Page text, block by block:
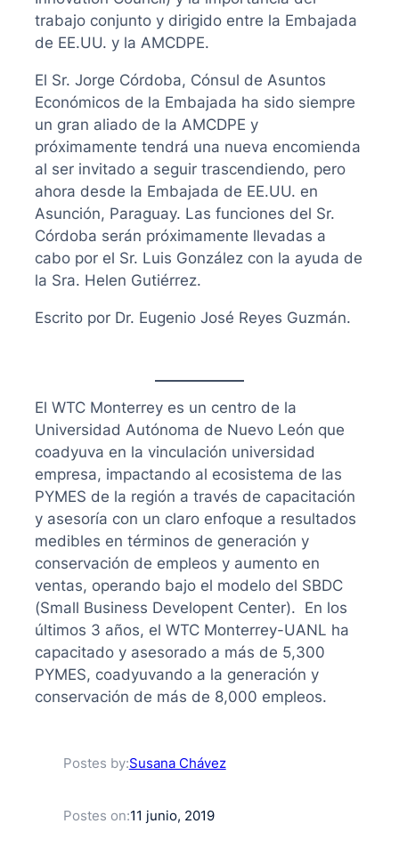
trabajo conjunto y dirigido entre la Embajada
de EE.UU. y la AMCDPE.
El Sr. Jorge Córdoba, Cónsul de Asuntos
Económicos de la Embajada ha sido siempre
un gran aliado de la AMCDPE y
próximamente tendrá una nueva encomienda
al ser invitado a seguir trascendiendo, pero
ahora desde la Embajada de EE.UU. en
Asunción, Paraguay. Las funciones del Sr.
Córdoba serán próximamente llevadas a
cabo por el Sr. Luis González con la ayuda de
la Sra. Helen Gutiérrez.
Escrito por Dr. Eugenio José Reyes Guzmán.
El WTC Monterrey es un centro de la
Universidad Autónoma de Nuevo León que
coadyuva en la vinculación universidad
empresa, impactando al ecosistema de las
PYMES de la región a través de capacitación
y asesoría con un claro enfoque a resultados
medibles en términos de generación y
conservación de empleos y aumento en
ventas, operando bajo el modelo del SBDC
(Small Business Developent Center). En los
últimos 3 años, el WTC Monterrey-UANL ha
capacitado y asesorado a más de 5,300
PYMES, coadyuvando a la generación y
conservación de más de 8,000 empleos.
Postes by:Susana Chávez
Postes on:11 junio, 2019